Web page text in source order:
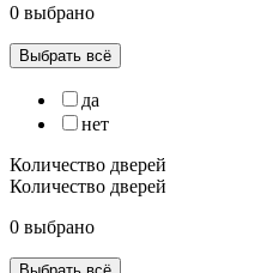
0 выбрано
Выбрать всё
да
нет
Количество дверей
Количество дверей
0 выбрано